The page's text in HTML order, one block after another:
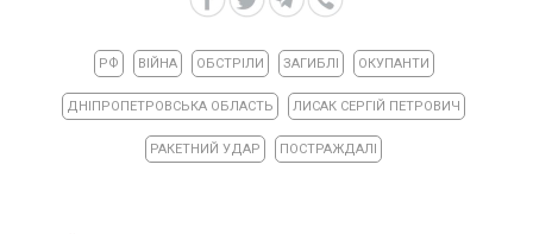
РФ ВІЙНА ОБСТРІЛИ ЗАГИБЛІ ОКУПАНТИ
ДНІПРОПЕТРОВСЬКА ОБЛАСТЬ ЛИСАК СЕРГІЙ ПЕТРОВИЧ
РАКЕТНИЙ УДАР ПОСТРАЖДАЛІ